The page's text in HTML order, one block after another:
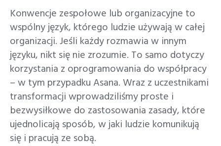
Konwencje zespołowe lub organizacyjne to
wspólny język, którego ludzie używają w całej
organizacji. Jeśli każdy rozmawia w innym
języku, nikt się nie zrozumie. To samo dotyczy
korzystania z oprogramowania do współpracy
– w tym przypadku Asana. Wraz z uczestnikami
transformacji wprowadziliśmy proste i
bezwysiłkowe do zastosowania zasady, które
ujednolicają sposób, w jaki ludzie komunikują
się i pracują ze sobą.